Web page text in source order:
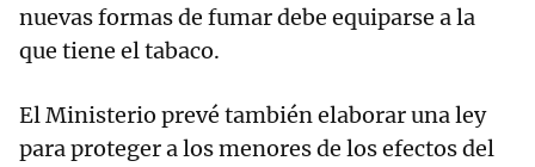
nuevas formas de fumar debe equiparse a la
que tiene el tabaco.
El Ministerio prevé también elaborar una ley
para proteger a los menores de los efectos del